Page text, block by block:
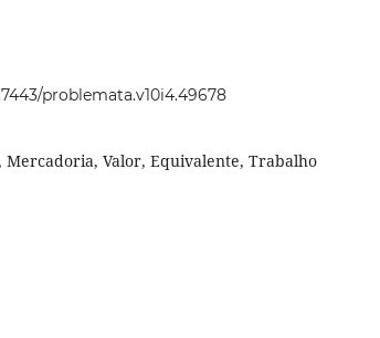
problemata.v10i4.49678
Mercadoria, Valor, Equivalente, Trabalho